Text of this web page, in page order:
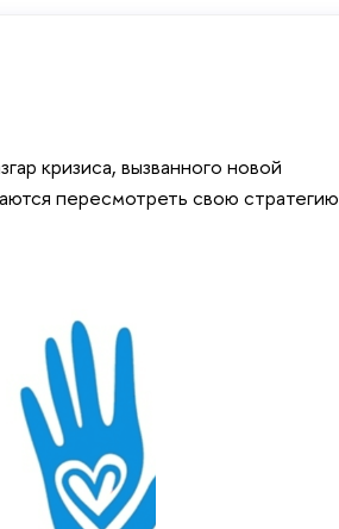
кризиса, вызванного новой
пересмотреть свою стратегию